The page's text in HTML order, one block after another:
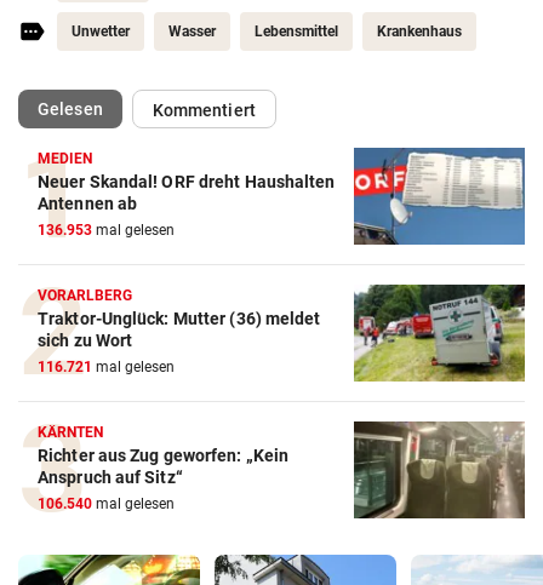
Unwetter Wasser Lebensmittel Krankenhaus
Gelesen(ausgewählt)Kommentiert
MEDIEN
Neuer Skandal! ORF dreht Haushalten
Antennen ab
136.953 mal gelesen
VORARLBERG
Traktor-Unglück: Mutter (36) meldet
sich zu Wort
116.721 mal gelesen
KÄRNTEN
Richter aus Zug geworfen: „Kein
Anspruch auf Sitz“
106.540 mal gelesen